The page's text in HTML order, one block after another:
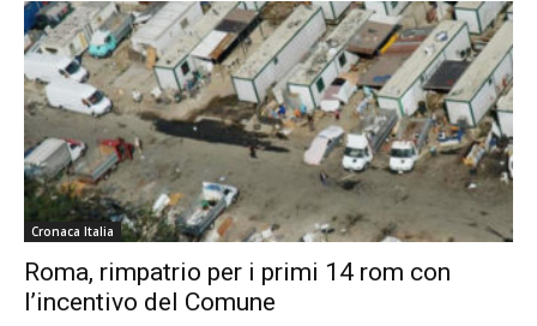
Cronaca Italia
Roma, rimpatrio per i primi 14 rom con
lʼincentivo del Comune